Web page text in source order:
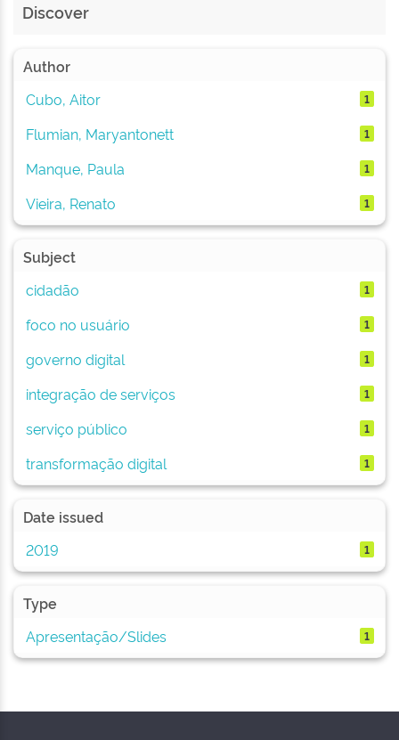
Discover
Author
Cubo, Aitor
1
Flumian, Maryantonett 1
Manque, Paula 1
Vieira, Renato 1
Subject
cidadão
1
foco no usuário 1
governo digital 1
integração de serviços 1
serviço público 1
transformação digital 1
Date issued
2019
1
Type
Apresentação/Slides
1